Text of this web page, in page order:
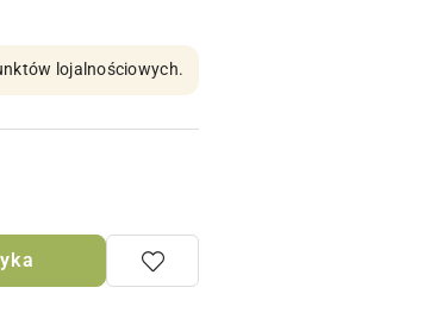
lojalnościowych.